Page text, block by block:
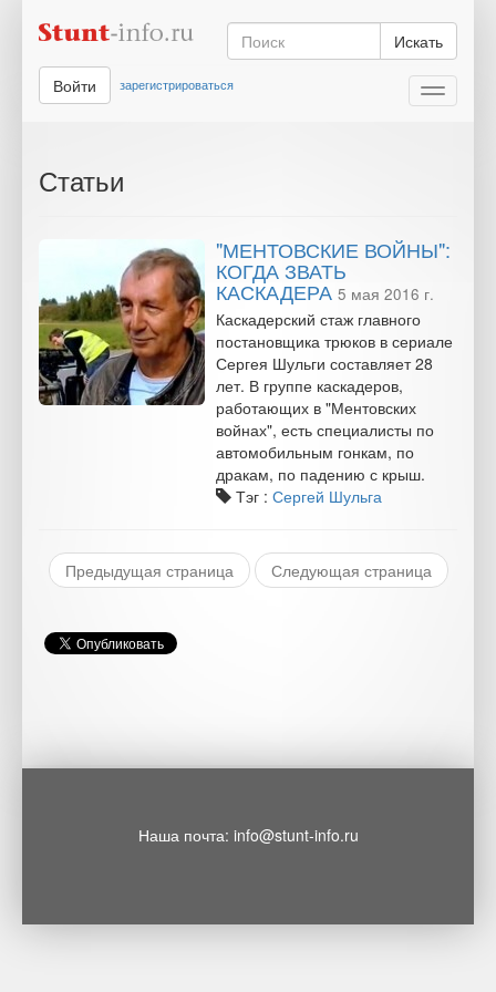
Искать
Toggle
Войти зарегистрироваться
Статьи
"МЕНТОВСКИЕ ВОЙНЫ":
КОГДА ЗВАТЬ
КАСКАДЕРА 5 мая 2016 г.
Каскадерский стаж главного
постановщика трюков в сериале
Сергея Шульги составляет 28
лет. В группе каскадеров,
работающих в "Ментовских
войнах", есть специалисты по
автомобильным гонкам, по
дракам, по падению с крыш.
Тэг : Сергей Шульга
Предыдущая страница Следующая страница
Наша почта: info@stunt-info.ru